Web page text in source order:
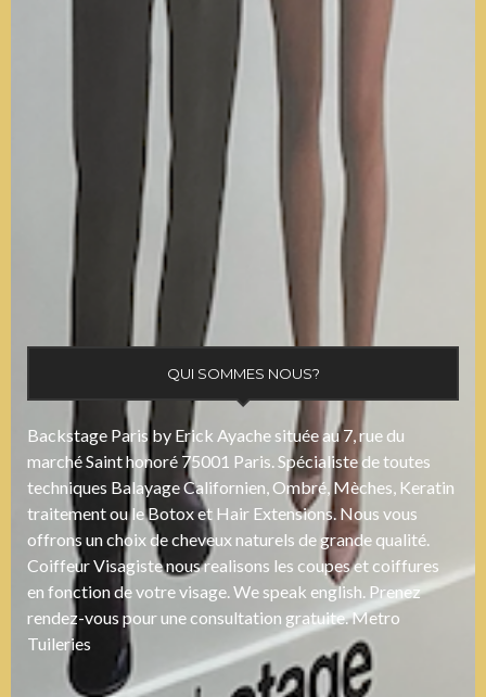
QUI SOMMES NOUS?
Backstage Paris by Erick Ayache située au 7, rue du
marché Saint honoré 75001 Paris. Spécialiste de toutes
techniques Balayage Californien, Ombré, Mèches, Keratin
traitement ou le Botox et Hair Extensions. Nous vous
offrons un choix de cheveux naturels de grande qualité.
Coiffeur Visagiste nous realisons les coupes et coiffures
en fonction de votre visage. We speak english. Prenez
rendez-vous pour une consultation gratuite. Metro
Tuileries